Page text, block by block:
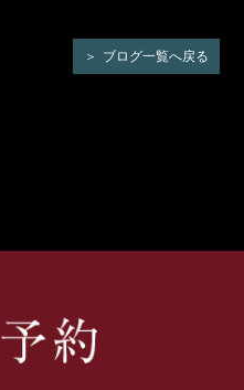
ブログ一覧へ戻る